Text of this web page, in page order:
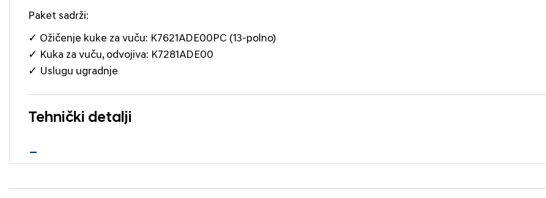
Paket sadrži:
✓ Ožičenje kuke za vuču: K7621ADE00PC (13-polno)
✓ Kuka za vuču, odvojiva: K7281ADE00
✓ Uslugu ugradnje
Tehnički detalji